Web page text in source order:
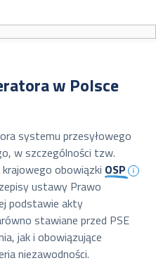
w Polsce
systemu przesyłowego
w szczególności tzw.
obowiązki OSP
ustawy Prawo
podstawie akty
stawiane przed PSE
jak i obowiązujące
niezawodności.